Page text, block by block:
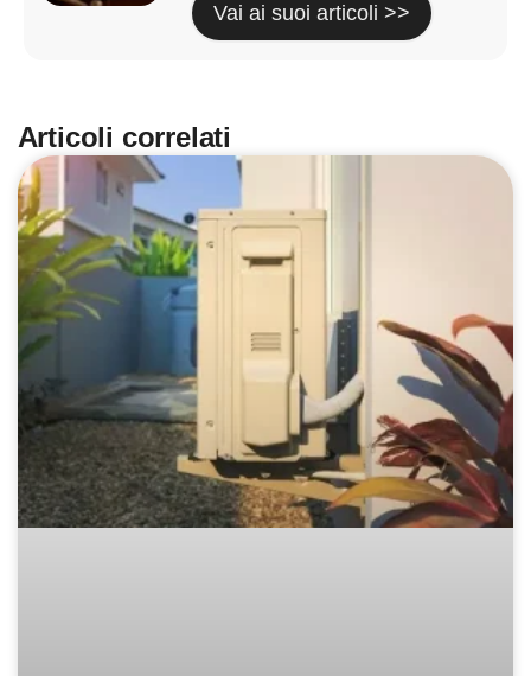
Vai ai suoi articoli >>
Articoli correlati